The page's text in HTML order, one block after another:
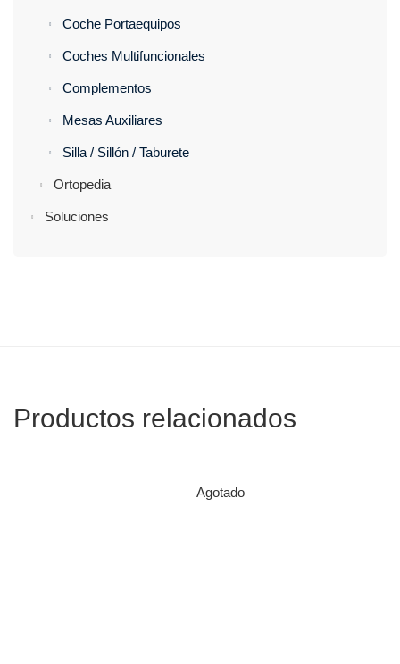
Coche Portaequipos
Coches Multifuncionales
Complementos
Mesas Auxiliares
Silla / Sillón / Taburete
Ortopedia
Soluciones
Productos relacionados
Agotado